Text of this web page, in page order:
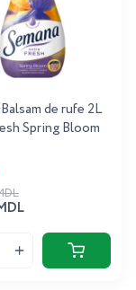
de rufe 2L
Spring Bloom